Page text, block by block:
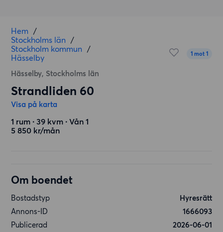
Hem /
Stockholms län /
Stockholm kommun /
Hässelby
Hässelby, Stockholms län
1 mot 1
Strandliden 60
Visa på karta
1 rum ∙ 39 kvm ∙ Vån 1
5 850 kr/mån
Om boendet
Bostadstyp
Hyresrätt
Annons-ID
1666093
Publicerad
2026-06-01